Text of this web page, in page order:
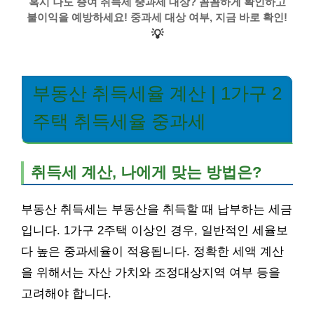
불이익을 예방하세요! 중과세 대상 여부, 지금 바로 확인!
💡
부동산 취득세율 계산 | 1가구 2
주택 취득세율 중과세
취득세 계산, 나에게 맞는 방법은?
부동산 취득세는 부동산을 취득할 때 납부하는 세금
입니다. 1가구 2주택 이상인 경우, 일반적인 세율보
다 높은 중과세율이 적용됩니다. 정확한 세액 계산
을 위해서는 자산 가치와 조정대상지역 여부 등을
고려해야 합니다.